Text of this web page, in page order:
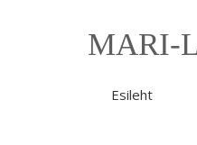
MARI-
Esileht